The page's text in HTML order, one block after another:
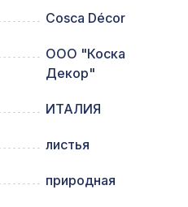
потолочная плита
FRESA, рамка
ольха
Cosca Камерун,
Cosca Décor
ООО "Коска
Декор"
ИТАЛИЯ
листья
природная